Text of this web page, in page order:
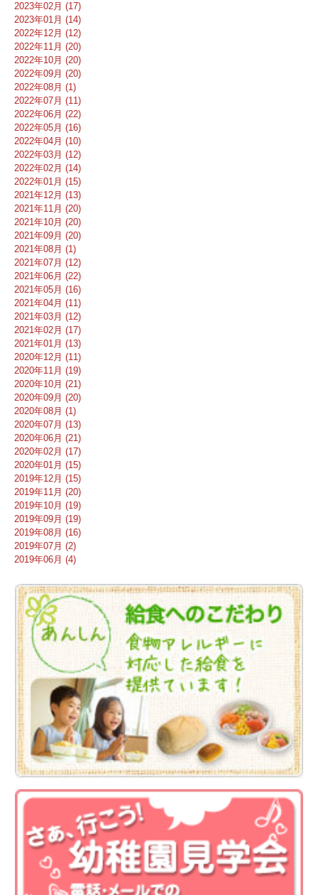
2023年02月 (17)
2023年01月 (14)
2022年12月 (12)
2022年11月 (20)
2022年10月 (20)
2022年09月 (20)
2022年08月 (1)
2022年07月 (11)
2022年06月 (22)
2022年05月 (16)
2022年04月 (10)
2022年03月 (12)
2022年02月 (14)
2022年01月 (15)
2021年12月 (13)
2021年11月 (20)
2021年10月 (20)
2021年09月 (20)
2021年08月 (1)
2021年07月 (12)
2021年06月 (22)
2021年05月 (16)
2021年04月 (11)
2021年03月 (12)
2021年02月 (17)
2021年01月 (13)
2020年12月 (11)
2020年11月 (19)
2020年10月 (21)
2020年09月 (20)
2020年08月 (1)
2020年07月 (13)
2020年06月 (21)
2020年02月 (17)
2020年01月 (15)
2019年12月 (15)
2019年11月 (20)
2019年10月 (19)
2019年09月 (19)
2019年08月 (16)
2019年07月 (2)
2019年06月 (4)